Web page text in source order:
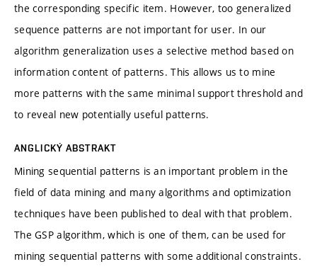
the corresponding specific item. However, too generalized
sequence patterns are not important for user. In our
algorithm generalization uses a selective method based on
information content of patterns. This allows us to mine
more patterns with the same minimal support threshold and
to reveal new potentially useful patterns.
ANGLICKÝ ABSTRAKT
Mining sequential patterns is an important problem in the
field of data mining and many algorithms and optimization
techniques have been published to deal with that problem.
The GSP algorithm, which is one of them, can be used for
mining sequential patterns with some additional constraints.